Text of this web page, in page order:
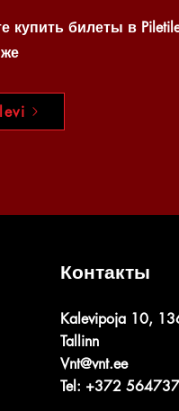
купить билеты в
Контакты
Kalevipoja 10,
Tallinn
Vnt@vnt.ee
Tel: +372